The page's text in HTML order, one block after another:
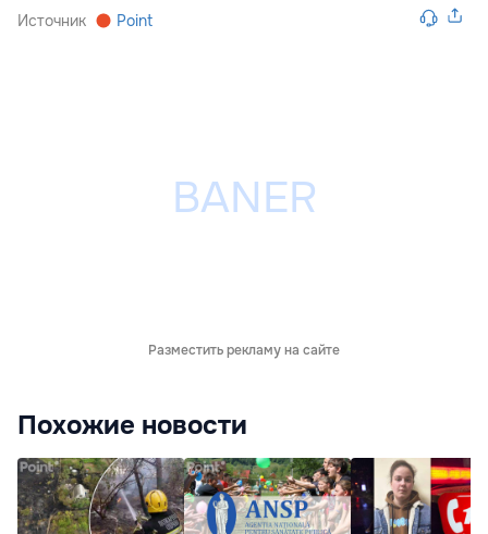
Источник Point
Разместить рекламу на сайте
Похожие новости